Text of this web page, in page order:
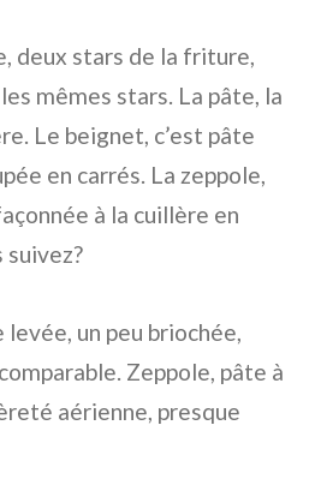
deux stars de la friture,
mêmes stars. La pâte, la
Le beignet, c’est pâte
en carrés. La zeppole,
à la cuillère en
suivez?
un peu briochée,
Zeppole, pâte à
aérienne, presque